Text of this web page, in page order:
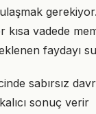
kısa vadede
faydayı
sabırsız
sonuç verir